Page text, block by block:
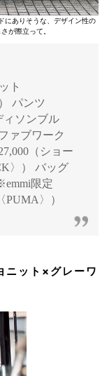
にありそうな、デザイン性の
が際立って。
ト
パンツ
ィソンブル
ァブワーク
（ショー
〉） バッグ
限定
PUMA〉）
ニット×グレーワ